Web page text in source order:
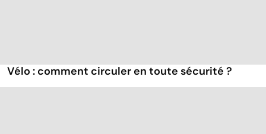
Vélo : comment circuler en toute sécurité ?